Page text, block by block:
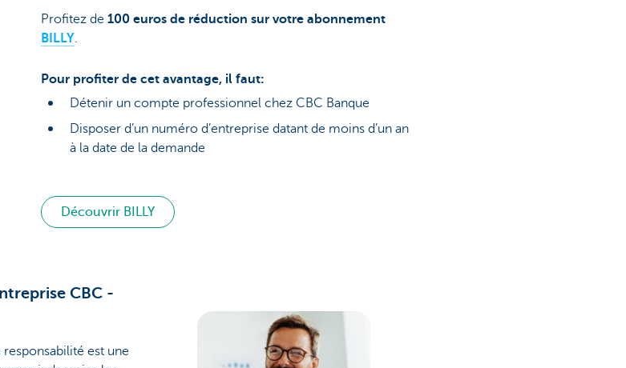
Profitez de 100 euros de réduction sur votre abonnement
BILLY.
Pour profiter de cet avantage, il faut:
Détenir un compte professionnel chez CBC Banque
Disposer d’un numéro d’entreprise datant de moins d’un an
à la date de la demande
Découvrir BILLY
CBC -
est une